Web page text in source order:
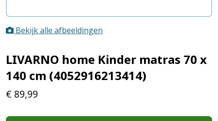
Bekijk alle afbeeldingen
LIVARNO home Kinder matras 70 x
140 cm (4052916213414)
€ 89,99